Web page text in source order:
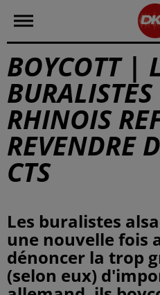
BOYCOTT |
RHINOIS
REVENDRE
CTS
Les buralistes
une nouvelle fois
dénoncer la trop
(selon eux)